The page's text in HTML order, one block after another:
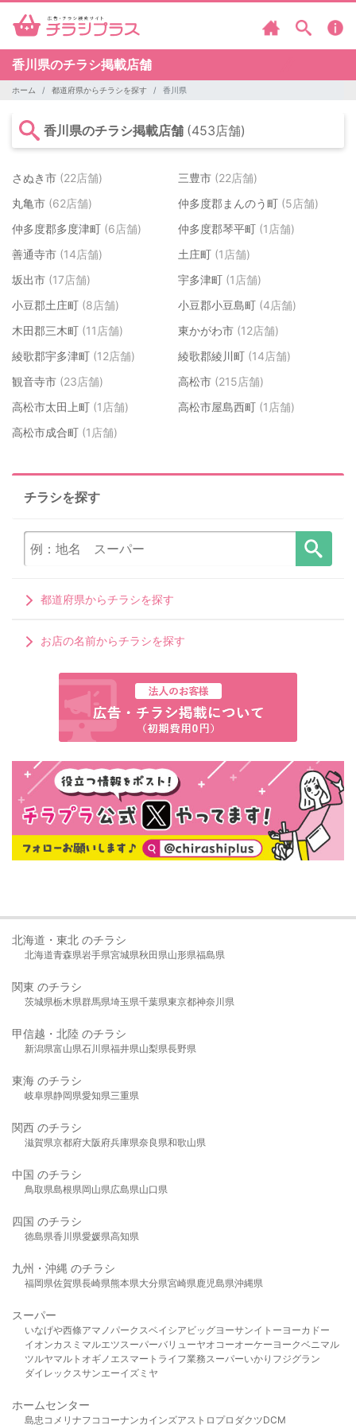
香川県のチラシ掲載店舗
ホーム 都道府県からチラシを探す 香川県
香川県のチラシ掲載店舗 (453店舗)
さぬき市 (22店舗) 三豊市 (22店舗)
丸亀市 (62店舗) 仲多度郡まんのう町 (5店舗)
仲多度郡多度津町 (6店舗) 仲多度郡琴平町 (1店舗)
善通寺市 (14店舗) 土庄町 (1店舗)
坂出市 (17店舗) 宇多津町 (1店舗)
小豆郡土庄町 (8店舗) 小豆郡小豆島町 (4店舗)
木田郡三木町 (11店舗) 東かがわ市 (12店舗)
綾歌郡宇多津町 (12店舗) 綾歌郡綾川町 (14店舗)
観音寺市 (23店舗) 高松市 (215店舗)
高松市太田上町 (1店舗) 高松市屋島西町 (1店舗)
高松市成合町 (1店舗)
チラシを探す
都道府県からチラシを探す
お店の名前からチラシを探す
北海道・東北 のチラシ
北海道青森県岩手県宮城県秋田県山形県福島県
関東 のチラシ
茨城県栃木県群馬県埼玉県千葉県東京都神奈川県
甲信越・北陸 のチラシ
新潟県富山県石川県福井県山梨県長野県
東海 のチラシ
岐阜県静岡県愛知県三重県
関西 のチラシ
滋賀県京都府大阪府兵庫県奈良県和歌山県
中国 のチラシ
鳥取県島根県岡山県広島県山口県
四国 のチラシ
徳島県香川県愛媛県高知県
九州・沖縄 のチラシ
福岡県佐賀県長崎県熊本県大分県宮崎県鹿児島県沖縄県
スーパー
いなげや西條アマノパークスベイシア ビッグヨーサンイトーヨーカドー
イオンカスミ マルエツスーパーバリューヤオコーオーケー ヨークベニマル
ツルヤマルト オギノ エスマート ライフ業務スーパーいかり フジグラン
ダイレックスサンエーイズミヤ
ホームセンター
島忠 コメリ ナフコ コーナンカインズアストロプロダクツDCM